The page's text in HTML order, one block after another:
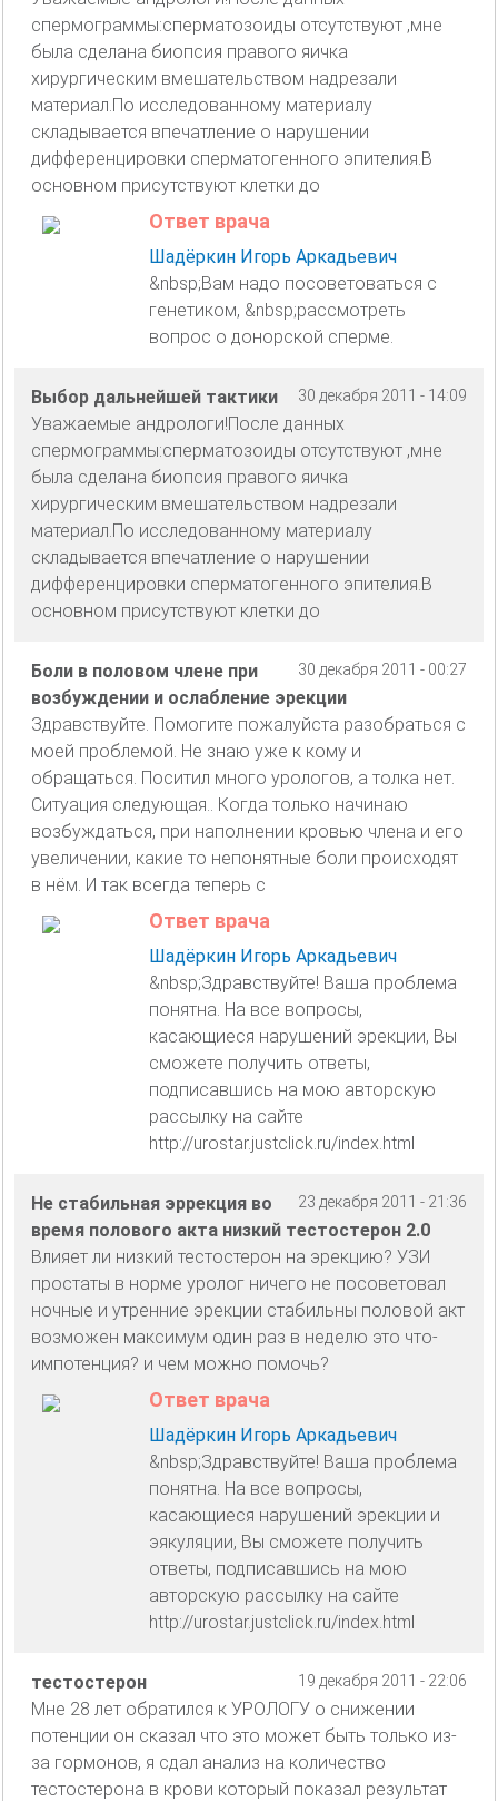
спермограммы:сперматозоиды отсутствуют ,мне
была сделана биопсия правого яичка
хирургическим вмешательством надрезали
материал.По исследованному материалу
складывается впечатление о нарушении
дифференцировки сперматогенного эпителия.В
основном присутствуют клетки до
Ответ врача
Шадёркин Игорь Аркадьевич
&nbsp;Вам надо посоветоваться с
генетиком, &nbsp;рассмотреть
вопрос о донорской сперме.
30 декабря 2011 - 14:09
Выбор дальнейшей тактики
Уважаемые андрологи!После данных
спермограммы:сперматозоиды отсутствуют ,мне
была сделана биопсия правого яичка
хирургическим вмешательством надрезали
материал.По исследованному материалу
складывается впечатление о нарушении
дифференцировки сперматогенного эпителия.В
основном присутствуют клетки до
30 декабря 2011 - 00:27
Боли в половом члене при
возбуждении и ослабление эрекции
Здравствуйте. Помогите пожалуйста разобраться с
моей проблемой. Не знаю уже к кому и
обращаться. Поситил много урологов, а толка нет.
Ситуация следующая.. Когда только начинаю
возбуждаться, при наполнении кровью члена и его
увеличении, какие то непонятные боли происходят
в нём. И так всегда теперь с
Ответ врача
Шадёркин Игорь Аркадьевич
&nbsp;Здравствуйте! Ваша проблема
понятна. На все вопросы,
касающиеся нарушений эрекции, Вы
сможете получить ответы,
подписавшись на мою авторскую
рассылку на сайте
http://urostar.justclick.ru/index.html
23 декабря 2011 - 21:36
Не стабильная эррекция во
время полового акта низкий тестостерон 2.0
Влияет ли низкий тестостерон на эрекцию? УЗИ
простаты в норме уролог ничего не посоветовал
ночные и утренние эрекции стабильны половой акт
возможен максимум один раз в неделю это что-
импотенция? и чем можно помочь?
Ответ врача
Шадёркин Игорь Аркадьевич
&nbsp;Здравствуйте! Ваша проблема
понятна. На все вопросы,
касающиеся нарушений эрекции и
эякуляции, Вы сможете получить
ответы, подписавшись на мою
авторскую рассылку на сайте
http://urostar.justclick.ru/index.html
19 декабря 2011 - 22:06
тестостерон
Мне 28 лет обратился к УРОЛОГУ о снижении
потенции он сказал что это может быть только из-
за гормонов, я сдал анализ на количество
тестостерона в крови который показал результат